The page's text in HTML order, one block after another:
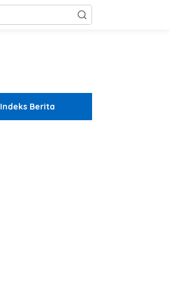
Indeks Berita